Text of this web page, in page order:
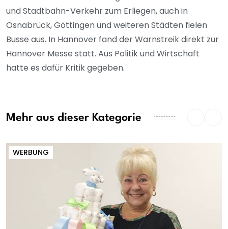
und Stadtbahn-Verkehr zum Erliegen, auch in
Osnabrück, Göttingen und weiteren Städten fielen
Busse aus. In Hannover fand der Warnstreik direkt zur
Hannover Messe statt. Aus Politik und Wirtschaft
hatte es dafür Kritik gegeben.
Mehr aus dieser Kategorie
WERBUNG